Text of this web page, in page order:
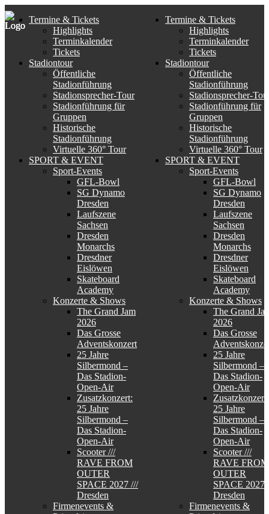
Termine & Tickets
Highlights
Terminkalender
Tickets
Stadiontour
Öffentliche
Stadionführung
Stadionsprecher-Tour
Stadionführung für
Gruppen
Historische
Stadionführung
Virtuelle 360° Tour
SPORT & EVENT
Sport-Events
GFL-Bowl
SG Dynamo
Dresden
Laufszene
Sachsen
Dresden
Monarchs
Dresdner
Eislöwen
Skateboard
Academy
Konzerte & Shows
The Grand Jam
2026
Das Grosse
Adventskonzert
25 Jahre
Silbermond –
Das Stadion-
Open-Air
Zusatzkonzert:
25 Jahre
Silbermond –
Das Stadion-
Open-Air
Scooter ///
RAVE FROM
OUTER
SPACE 2027 ///
Dresden
Firmenevents &
Termine & Tickets
Highlights
Terminkalender
Tickets
Stadiontour
Öffentliche
Stadionführung
Stadionsprecher-
Stadionführung für
Gruppen
Historische
Stadionführung
Virtuelle 360° Tour
SPORT & EVENT
Sport-Events
GFL-Bowl
SG Dynamo
Dresden
Laufszene
Sachsen
Dresden
Monarchs
Dresdner
Eislöwen
Skateboard
Academy
Konzerte & Shows
The Grand
2026
Das Grosse
25 Jahre
Silbermond –
Das Stadion-
Open-Air
Zusatzkonzert:
25 Jahre
Silbermond –
Das Stadion-
Open-Air
Scooter ///
RAVE FROM
OUTER
SPACE 2027
Dresden
Firmenevents &